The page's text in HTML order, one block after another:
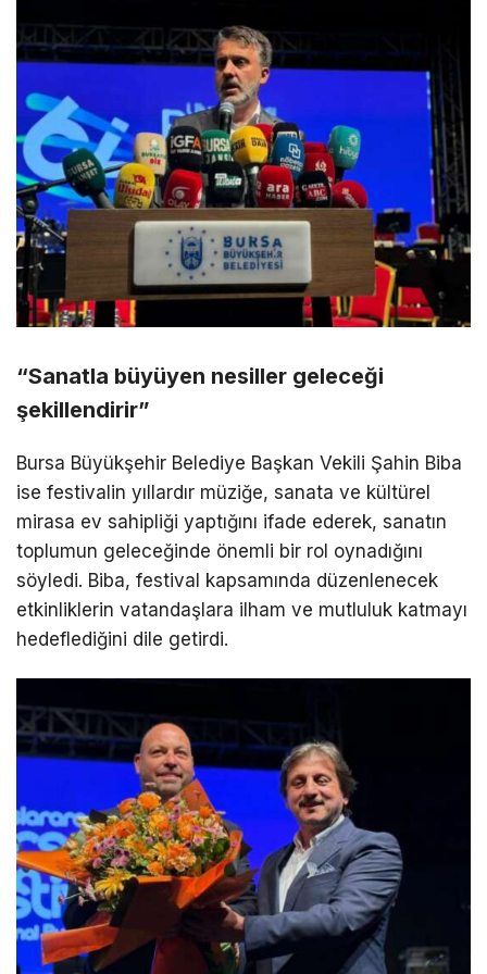
“Sanatla büyüyen nesiller geleceği
şekillendirir”
Bursa Büyükşehir Belediye Başkan Vekili Şahin Biba
ise festivalin yıllardır müziğe, sanata ve kültürel
mirasa ev sahipliği yaptığını ifade ederek, sanatın
toplumun geleceğinde önemli bir rol oynadığını
söyledi. Biba, festival kapsamında düzenlenecek
etkinliklerin vatandaşlara ilham ve mutluluk katmayı
hedeflediğini dile getirdi.